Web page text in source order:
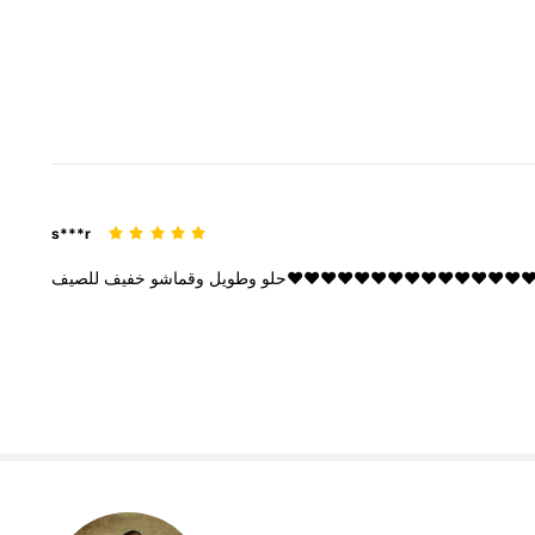
s***r
حلو وطويل وقماشو خفيف